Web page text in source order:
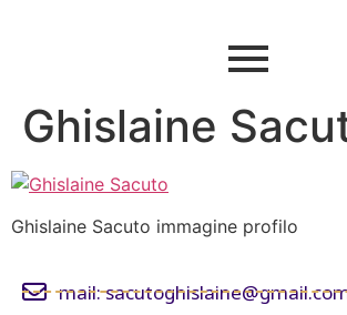
Ghislaine
Ghislaine Sacuto immagine profilo
mail: